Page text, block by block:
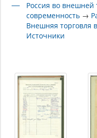
Россия во внешней
современность →
Внешняя торговля
Источники